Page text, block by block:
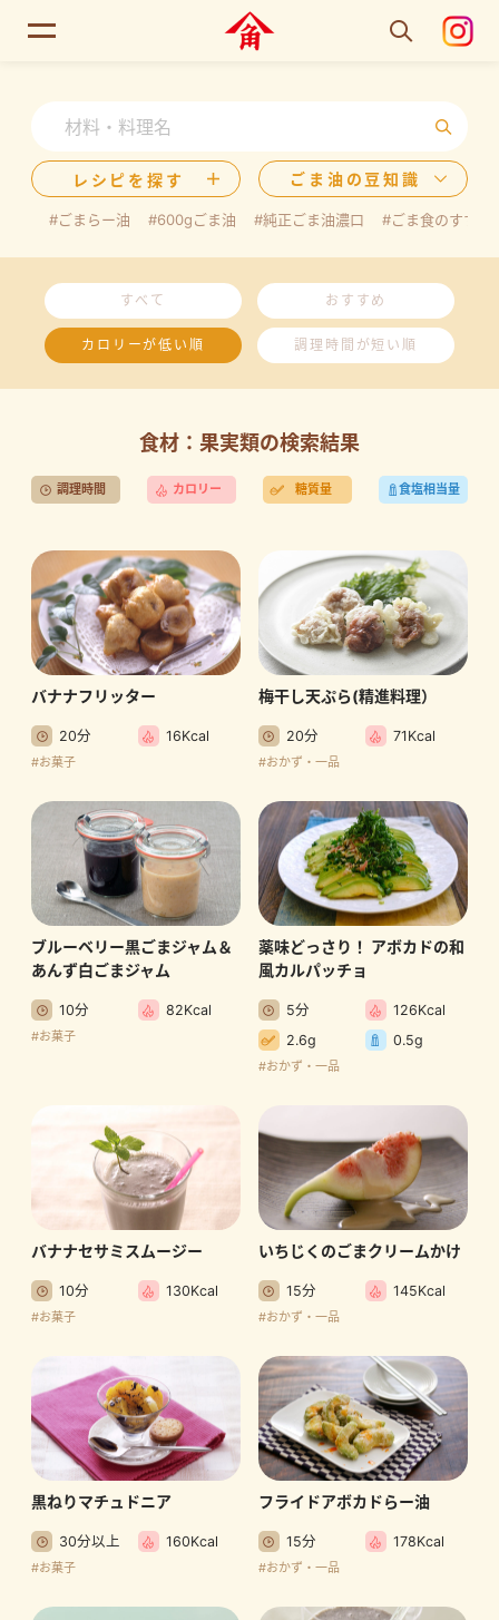
#ごまらー油 #600gごま油 #純正ごま油濃口 #ごま食のすすめ
ごま油の豆知識
レシピを探す
すべて おすすめ
カロリーが低い順 調理時間が短い順
食材：果実類の検索結果
調理時間 カロリー 糖質量 食塩相当量
バナナフリッター
20分 16Kcal
#お菓子
梅干し天ぷら(精進料理）
20分 71Kcal
#おかず・一品
ブルーベリー黒ごまジャム＆
あんず白ごまジャム
10分 82Kcal
#お菓子
薬味どっさり！ アボカドの和
風カルパッチョ
5分
126Kcal
2.6g
0.5g
#おかず・一品
バナナセサミスムージー
10分 130Kcal
#お菓子
いちじくのごまクリームかけ
15分 145Kcal
#おかず・一品
黒ねりマチュドニア
30分以上 160Kcal
#お菓子
フライドアボカドらー油
15分 178Kcal
#おかず・一品